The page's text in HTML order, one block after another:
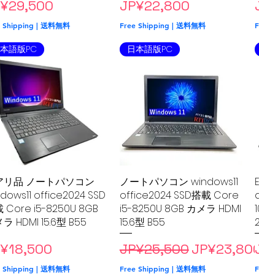
Shipping | 送料無料
Price
JP¥22,800
Free Shipping | 送料無料
Quick View
語版PC
リ品 ノートパソコン
office2024 SSD
Core i5-8250U 8GB
ラ HDMI 15.6型 B55
Shipping | 送料無料
Quick View
日本語版PC
ノートパソコン windows11
office2024 SSD搭載 Core
i5-8250U 8GB カメラ HDMI
15.6型 B55
Regular Price
JP¥25,500Sale Price
Free Shipping | 送料無料